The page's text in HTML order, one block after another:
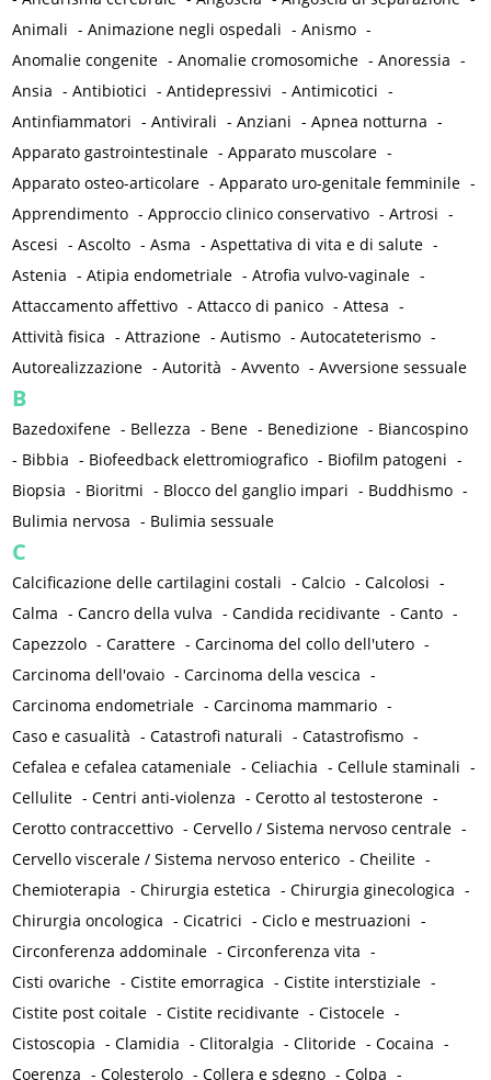
Animali -Animazione negli ospedali -Anismo -
Anomalie congenite -Anomalie cromosomiche -Anoressia -
Ansia -Antibiotici -Antidepressivi -Antimicotici -
Antinfiammatori -Antivirali -Anziani -Apnea notturna -
Apparato gastrointestinale -Apparato muscolare -
Apparato osteo-articolare -Apparato uro-genitale femminile -
Apprendimento -Approccio clinico conservativo -Artrosi -
Ascesi -Ascolto -Asma -Aspettativa di vita e di salute -
Astenia -Atipia endometriale -Atrofia vulvo-vaginale -
Attaccamento affettivo -Attacco di panico -Attesa -
Attività fisica -Attrazione -Autismo -Autocateterismo -
Autorealizzazione -Autorità -Avvento -Avversione sessuale
B
Bazedoxifene - Bellezza - Bene - Benedizione - Biancospino
- Bibbia - Biofeedback elettromiografico - Biofilm patogeni -
Biopsia - Bioritmi - Blocco del ganglio impari - Buddhismo -
Bulimia nervosa - Bulimia sessuale
C
Calcificazione delle cartilagini costali -Calcio -Calcolosi -
Calma -Cancro della vulva -Candida recidivante -Canto -
Capezzolo -Carattere -Carcinoma del collo dell'utero -
Carcinoma dell'ovaio -Carcinoma della vescica -
Carcinoma endometriale -Carcinoma mammario -
Caso e casualità -Catastrofi naturali -Catastrofismo -
Cefalea e cefalea catameniale -Celiachia -Cellule staminali -
Cellulite -Centri anti-violenza -Cerotto al testosterone -
Cerotto contraccettivo -Cervello / Sistema nervoso centrale -
Cervello viscerale / Sistema nervoso enterico -Cheilite -
Chemioterapia -Chirurgia estetica -Chirurgia ginecologica -
Chirurgia oncologica -Cicatrici -Ciclo e mestruazioni -
Circonferenza addominale -Circonferenza vita -
Cisti ovariche -Cistite emorragica -Cistite interstiziale -
Cistite post coitale -Cistite recidivante -Cistocele -
Cistoscopia -Clamidia -Clitoralgia -Clitoride -Cocaina -
Coerenza -Colesterolo -Collera e sdegno -Colpa -